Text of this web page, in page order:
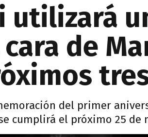
utilizará
de
del primer
cumplirá el próximo 25 de